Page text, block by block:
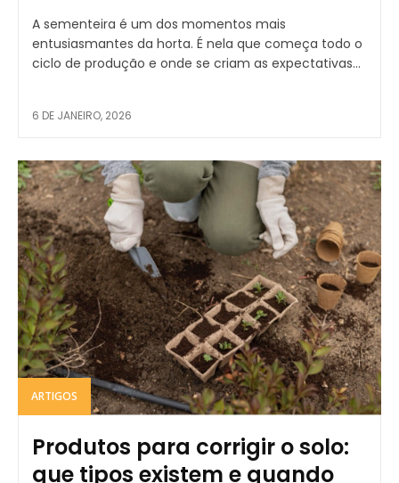
A sementeira é um dos momentos mais
entusiasmantes da horta. É nela que começa todo o
ciclo de produção e onde se criam as expectativas...
6 DE JANEIRO, 2026
ARTIGOS
Produtos para corrigir o solo:
que tipos existem e quando